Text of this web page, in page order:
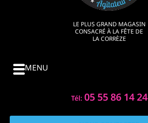
LE PLUS GRAND MAGASIN
CONSACRÉ À LA FÊTE DE
LA CORRÈZE
MENU
Tél: 05 55 86 14 24